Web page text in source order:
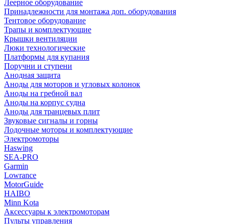
Леерное оборудование
Принадлежности для монтажа доп. оборудования
Тентовое оборудование
Трапы и комплектующие
Крышки вентиляции
Люки технологические
Платформы для купания
Поручни и ступени
Анодная защита
Аноды для моторов и угловых колонок
Аноды на гребной вал
Аноды на корпус судна
Аноды для транцевых плит
Звуковые сигналы и горны
Лодочные моторы и комплектующие
Электромоторы
Haswing
SEA-PRO
Garmin
Lowrance
MotorGuide
HAIBO
Minn Kota
Аксессуары к электромоторам
Пульты управления